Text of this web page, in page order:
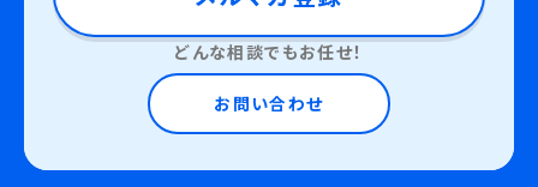
どんな相談でもお任せ！
お問い合わせ